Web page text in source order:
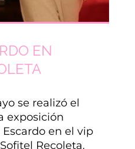
EN
se realizó el
exposición
en el vip
Recoleta.